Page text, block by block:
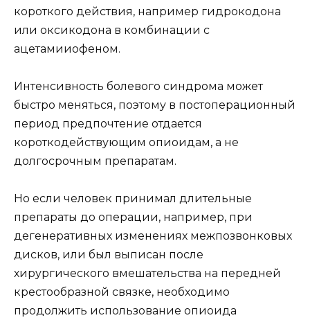
короткого действия, например гидрокодона
или оксикодона в комбинации с
ацетамииофеном.
Интенсивность болевого синдрома может
быстро меняться, поэтому в постоперационный
период предпочтение отдается
короткодействующим опиоидам, а не
долгосрочным препаратам.
Но если человек принимал длительные
препараты до операции, например, при
дегенеративных изменениях межпозвонковых
дисков, или был выписан после
хирургического вмешательства на передней
крестообразной связке, необходимо
продолжить использование опиоида